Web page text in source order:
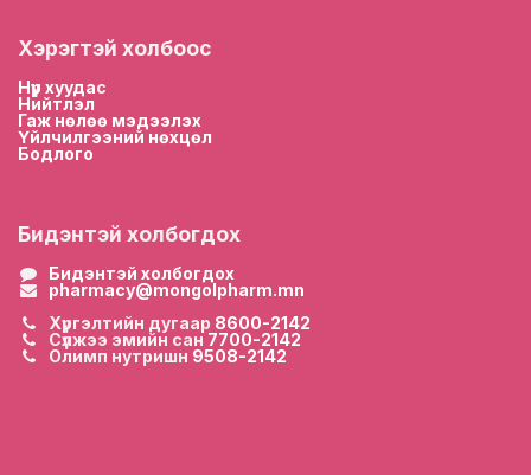
Хэрэгтэй холбоос
Нүүр хуудас
Нийтлэл
Гаж нөлөө мэдээлэх
Үйлчилгээний нөхцөл
Бодлого
Бидэнтэй холбогдох
Бидэнтэй холбогдох
pharmacy@mongolpharm.mn
Хүргэлтийн дугаар 8600-2142
Сүлжээ эмийн сан 7700-2142
Олимп нутришн 9508-2142